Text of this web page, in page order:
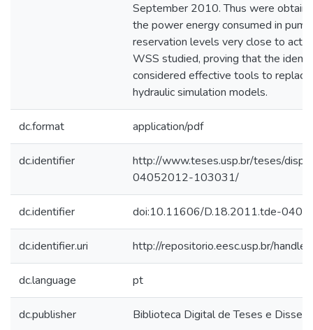
September 2010. Thus were
the power energy consumed in
reservation levels very close to
WSS studied, proving that the
considered effective tools to
hydraulic simulation models.
dc.format application/pdf
dc.identifier
http://www.teses.usp.br/teses/
04052012-103031/
dc.identifier doi:10.11606/D.18.2011.tde-
dc.identifier.uri http://repositorio.eesc.usp.br/
dc.language pt
dc.publisher Biblioteca Digital de Teses e